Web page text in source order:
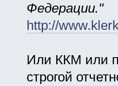
Федерации."
http://
Или ККМ или
строгой